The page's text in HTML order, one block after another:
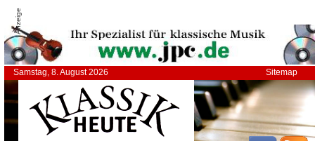
Anzeige
Samstag, 8. August 2026 Sitemap